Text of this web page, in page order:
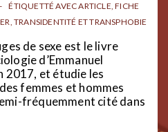
ÉTIQUETTÉ AVECARTICLE,FICHE
,TRANSIDENTITÉ ET TRANSPHOBIE
de sexe est le livre
d’Emmanuel
2017, et étudie les
femmes et hommes
fréquemment cité dans